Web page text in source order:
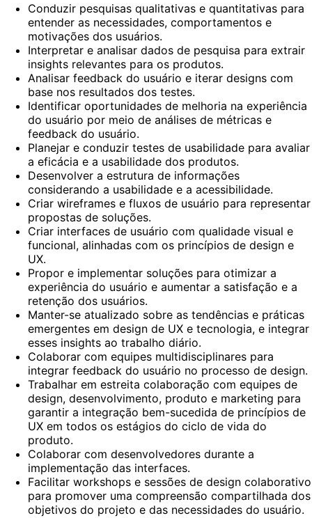
Conduzir pesquisas qualitativas e quantitativas para
entender as necessidades, comportamentos e
motivações dos usuários.
Interpretar e analisar dados de pesquisa para extrair
insights relevantes para os produtos.
Analisar feedback do usuário e iterar designs com
base nos resultados dos testes.
Identificar oportunidades de melhoria na experiência
do usuário por meio de análises de métricas e
feedback do usuário.
Planejar e conduzir testes de usabilidade para avaliar
a eficácia e a usabilidade dos produtos.
Desenvolver a estrutura de informações
considerando a usabilidade e a acessibilidade.
Criar wireframes e fluxos de usuário para representar
propostas de soluções.
Criar interfaces de usuário com qualidade visual e
funcional, alinhadas com os princípios de design e
UX.
Propor e implementar soluções para otimizar a
experiência do usuário e aumentar a satisfação e a
retenção dos usuários.
Manter-se atualizado sobre as tendências e práticas
emergentes em design de UX e tecnologia, e integrar
esses insights ao trabalho diário.
Colaborar com equipes multidisciplinares para
integrar feedback do usuário no processo de design.
Trabalhar em estreita colaboração com equipes de
design, desenvolvimento, produto e marketing para
garantir a integração bem-sucedida de princípios de
UX em todos os estágios do ciclo de vida do
produto.
Colaborar com desenvolvedores durante a
implementação das interfaces.
Facilitar workshops e sessões de design colaborativo
para promover uma compreensão compartilhada dos
objetivos do projeto e das necessidades do usuário.